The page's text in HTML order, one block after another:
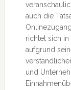
auch die
richtet sich in
aufgrund
und